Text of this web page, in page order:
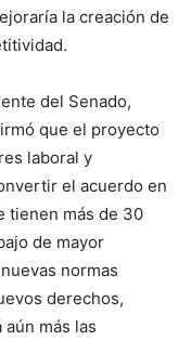
la creación de
del Senado,
que el proyecto
laboral y
el acuerdo en
tienen más de 30
de mayor
normas
derechos,
más las